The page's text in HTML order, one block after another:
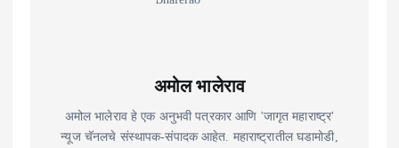
अमोल भालेराव
अमोल भालेराव हे एक अनुभवी पत्रकार आणि 'जागृत महाराष्ट्र'
न्यूज चॅनलचे संस्थापक-संपादक आहेत. महाराष्ट्रातील घडामोडी,